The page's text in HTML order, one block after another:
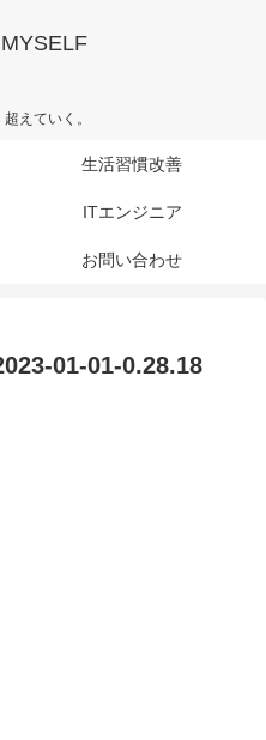
えていく。
生活習慣改善
ITエンジニア
お問い合わせ
01-01-0.28.18